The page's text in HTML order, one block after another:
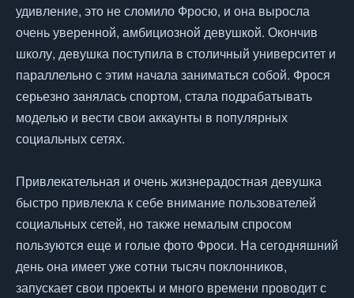
удивление, это не сломило Фросю, и она выросла
очень уверенной, амбициозной девушкой. Окончив
школу, девушка поступила в столичный университет и
параллельно с этим начала заниматься собой. Фрося
серьезно занялась спортом, стала подрабатывать
моделью и вести свои аккаунты в популярных
социальных сетях.
Привлекательная и очень жизнерадостная девушка
быстро привлекла к себе внимание пользователей
социальных сетей, но также немалым спросом
пользуются еще и голые фото Фроси. На сегодняшний
день она имеет уже сотни тысяч поклонников,
запускает свои проекты и много времени проводит с